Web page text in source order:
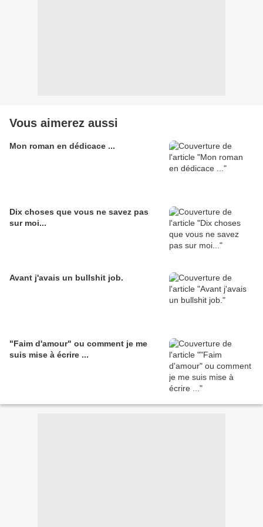
Vous aimerez aussi
Mon roman en dédicace ...
Dix choses que vous ne savez pas
sur moi...
Avant j'avais un bullshit job.
"Faim d'amour" ou comment je me
suis mise à écrire ...